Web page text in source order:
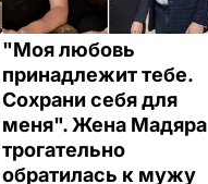
"Моя любовь
принадлежит тебе.
Сохрани себя для
меня". Жена Мадяра
трогательно
обратилась к мужу